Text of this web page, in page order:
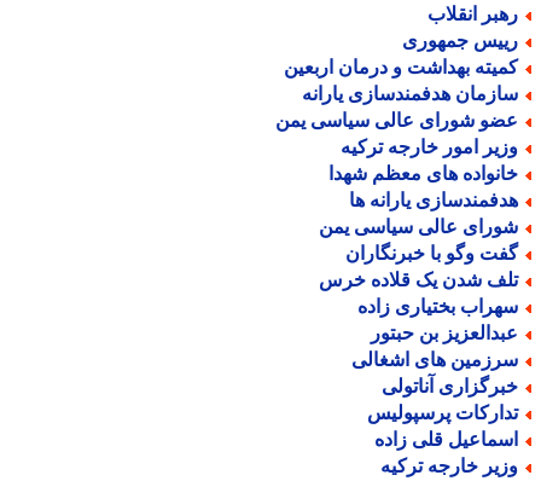
انقلاب
جمهوری
بهداشت و درمان اربعین
هدفمندسازی یارانه
شورای عالی سیاسی یمن
امور خارجه ترکیه
های معظم شهدا
یارانه ها
عالی سیاسی یمن
وگو با خبرنگاران
شدن یک قلاده خرس
بختیاری زاده
بن حبتور
های اشغالی
آناتولی
پرسپولیس
قلی زاده
خارجه ترکیه